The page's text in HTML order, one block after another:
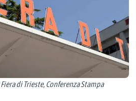
di Trieste, Conferenza Stampa